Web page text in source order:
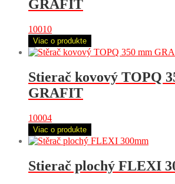
GRAFIT
10010
Viac o produkte
Stierač kovový TOPQ
GRAFIT
10004
Viac o produkte
Stierač plochý FLEXI